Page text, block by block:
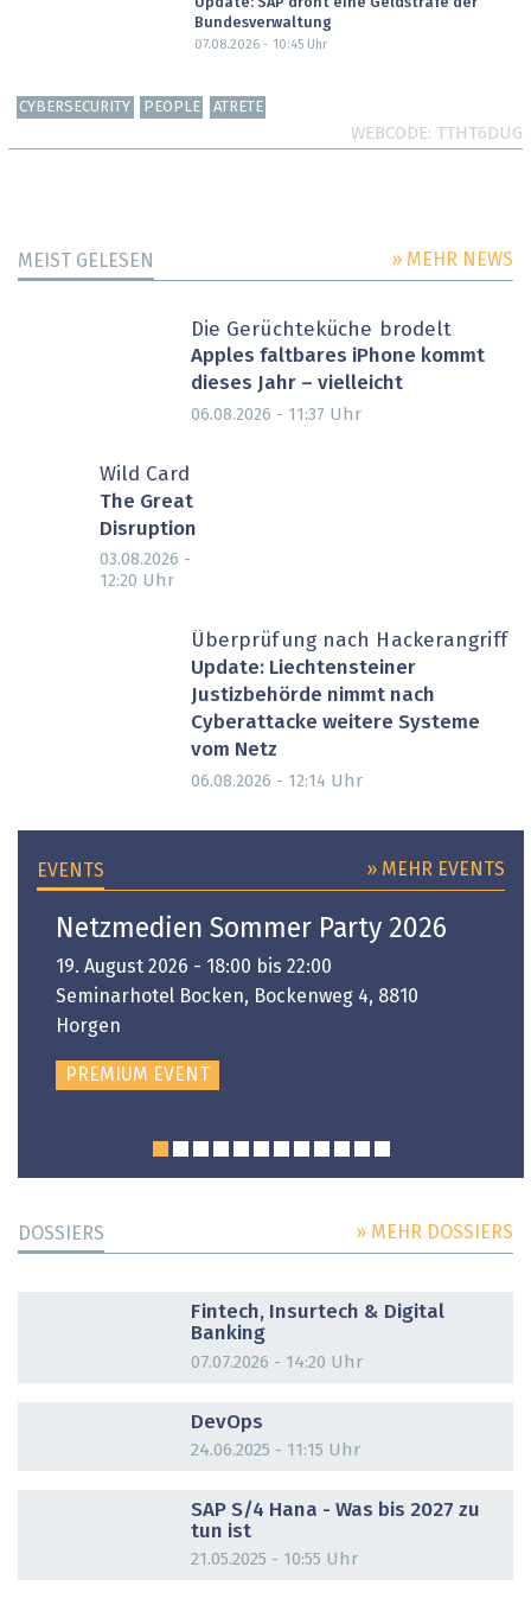
Update: SAP droht eine Geldstrafe der
Bundesverwaltung
07.08.2026 - 10:45Uhr
CYBERSECURITY PEOPLE ATRETE
WEBCODE TTHT6DUG
MEIST GELESEN » MEHR NEWS
Die Gerüchteküche brodelt
Apples faltbares iPhone kommt
dieses Jahr – vielleicht
06.08.2026 - 11:37 Uhr
Wild Card
The Great
Disruption
03.08.2026 -
12:20 Uhr
Überprüfung nach Hackerangriff
Update: Liechtensteiner
Justizbehörde nimmt nach
Cyberattacke weitere Systeme
vom Netz
06.08.2026 - 12:14 Uhr
EVENTS » MEHR EVENTS
Netzmedien Sommer Party 2026
19. August 2026 - 18:00 bis 22:00
Seminarhotel Bocken, Bockenweg 4, 8810
Horgen
PREMIUM EVENT
DOSSIERS » MEHR DOSSIERS
Fintech, Insurtech & Digital
Banking
07.07.2026 - 14:20 Uhr
DevOps
24.06.2025 - 11:15 Uhr
SAP S/4 Hana - Was bis 2027 zu
tun ist
21.05.2025 - 10:55 Uhr